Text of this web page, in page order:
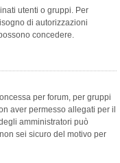
utenti o gruppi. Per
di autorizzazioni
concedere.
per forum, per gruppi
aver permesso allegati per il
amministratori può
sei sicuro del motivo per